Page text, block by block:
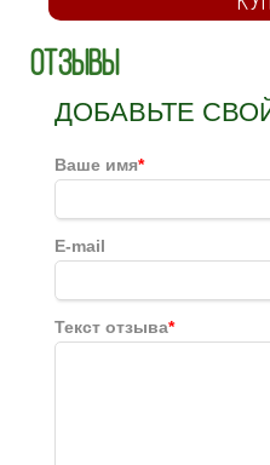
Отзывы
ДОБАВЬТЕ
Ваше имя*
E-mail
Текст отзыва*